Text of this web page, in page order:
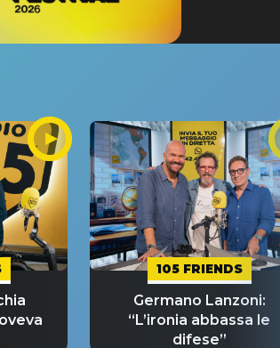
105 FRIENDS
Germano Lanzoni:
“L’ironia abbassa le
difese”